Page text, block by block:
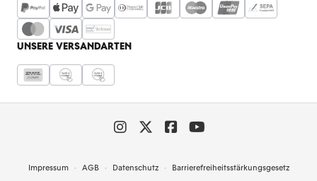
UNSERE VERSANDARTEN
Impressum AGB Datenschutz Barrierefreiheitsstärkungsgesetz